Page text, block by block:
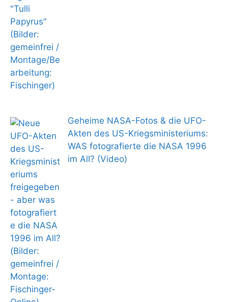
Geheime NASA-Fotos & die UFO-
Akten des US-Kriegsministeriums:
WAS fotografierte die NASA 1996
im All? (Video)